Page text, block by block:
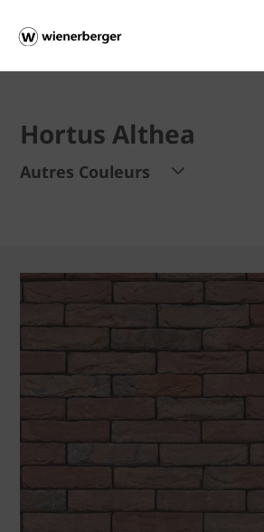
Hortus Althea
Autres Couleurs